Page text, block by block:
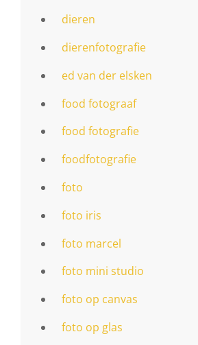
dieren
dierenfotografie
ed van der elsken
food fotograaf
food fotografie
foodfotografie
foto
foto iris
foto marcel
foto mini studio
foto op canvas
foto op glas